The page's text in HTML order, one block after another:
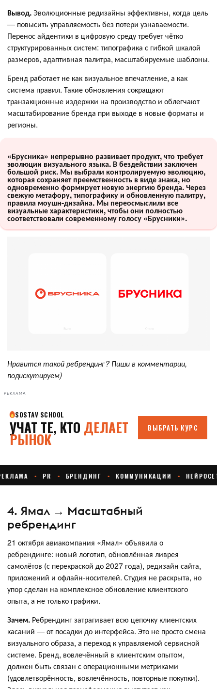
Вывод.Эволюционные редизайны эффективны, когда цель
— повысить управляемость без потери узнаваемости.
Перенос айдентики в цифровую среду требует чётко
структурированных систем: типографика с гибкой шкалой
размеров, адаптивная палитра, масштабируемые шаблоны.
Бренд работает не как визуальное впечатление, а как
система правил. Такие обновления сокращают
транзакционные издержки на производство и облегчают
масштабирование бренда при выходе в новые форматы и
регионы.
«Брусника» непрерывно развивает продукт, что требует
эволюции визуального языка. В бездействии заключен
большой риск. Мы выбрали контролируемую эволюцию,
которая сохраняет преемственность в виде знака, но
одновременно формирует новую энергию бренда. Через
свежую метафору, типографику и обновленную палитру,
правила моушн-дизайна. Мы переосмыслили все
визуальные характеристики, чтобы они полностью
соответствовали современному голосу «Брусники».
Нравится такой ребрендинг? Пиши в комментарии,
подискутируем)
РЕКЛАМА
4. Ямал → Масштабный
ребрендинг
21 октября авиакомпания «Ямал» объявила о
ребрендинге: новый логотип, обновлённая ливрея
самолётов (с перекраской до 2027 года), редизайн сайта,
приложений и офлайн-носителей. Студия не раскрыта, но
упор сделан на комплексное обновление клиентского
опыта, а не только графики.
Зачем. Ребрендинг затрагивает всю цепочку клиентских
касаний — от посадки до интерфейса. Это не просто смена
визуального образа, а переход к управляемой сервисной
системе. Бренд, вовлечённый в клиентским опытом,
должен быть связан с операционными метриками
(удовлетворённость, вовлечённость, повторные покупки).